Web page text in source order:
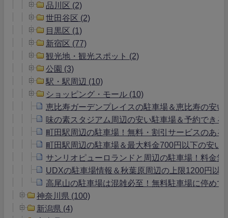
品川区 (2)
世田谷区 (2)
目黒区 (1)
新宿区 (77)
観光地・観光スポット (2)
公園 (3)
駅・駅周辺 (10)
ショッピング・モール (10)
恵比寿ガーデンプレイスの駐車場＆恵比寿の安い
味の素スタジアム周辺の安い駐車場＆予約できる
町田駅周辺の駐車場！無料・割引サービスのある
町田駅周辺の駐車場＆最大料金700円以下の安い
サンリオピューロランドと周辺の駐車場！料金無
UDXの駐車場情報＆秋葉原周辺の上限1200円以
高尾山の駐車場は混雑必至！無料駐車場に停めて
神奈川県 (100)
新潟県 (4)